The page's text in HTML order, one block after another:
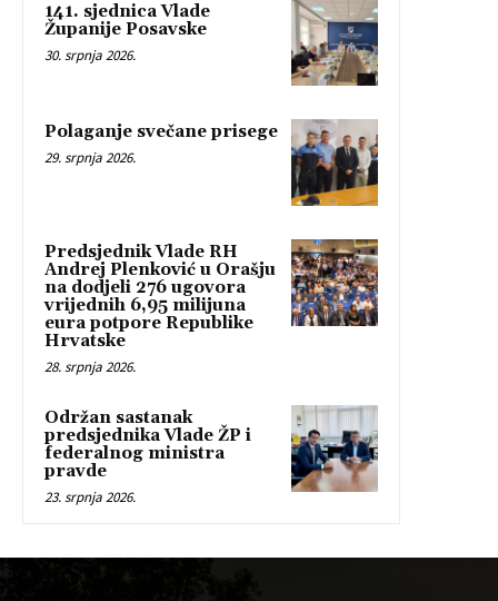
141. sjednica Vlade
Županije Posavske
30. srpnja 2026.
Polaganje svečane prisege
29. srpnja 2026.
Predsjednik Vlade RH
Andrej Plenković u Orašju
na dodjeli 276 ugovora
vrijednih 6,95 milijuna
eura potpore Republike
Hrvatske
28. srpnja 2026.
Održan sastanak
predsjednika Vlade ŽP i
federalnog ministra
pravde
23. srpnja 2026.